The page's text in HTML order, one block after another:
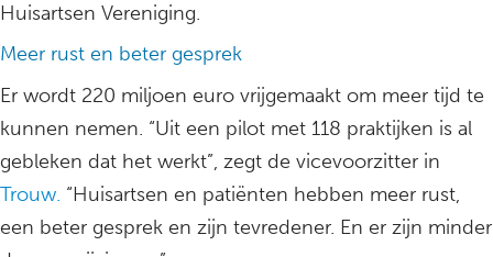
Huisartsen Vereniging.
Meer rust en beter gesprek
Er wordt 220 miljoen euro vrijgemaakt om meer tijd te
kunnen nemen. “Uit een pilot met 118 praktijken is al
gebleken dat het werkt”, zegt de vicevoorzitter in
Trouw. “Huisartsen en patiënten hebben meer rust,
een beter gesprek en zijn tevredener. En er zijn minder